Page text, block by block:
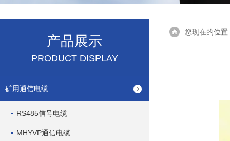
产品展示
PRODUCT DISPLAY
矿用通信电缆
RS485信号电缆
MHYVP通信电缆
您现在的位置